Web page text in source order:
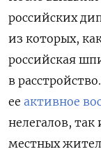
российских
из которых,
российская
в
ее активное
нелегалов,
местных